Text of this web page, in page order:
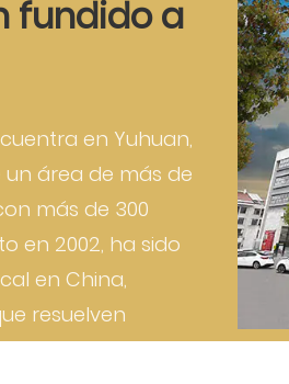
fundido a
en Yuhuan,
un área de más de
más de 300
en 2002, ha sido
en China,
resuelven
Kaida es una de